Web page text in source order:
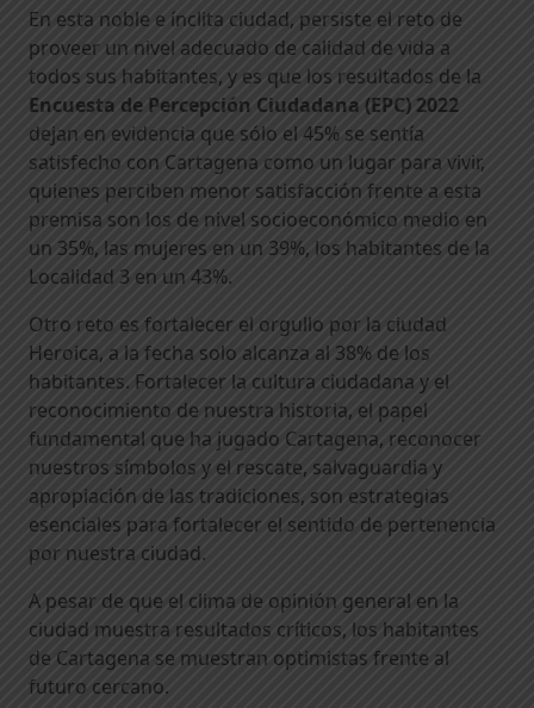
En esta noble e ínclita ciudad, persiste el reto de
proveer un nivel adecuado de calidad de vida a
todos sus habitantes, y es que los resultados de la
Encuesta de Percepción Ciudadana (EPC) 2022
dejan en evidencia que sólo el 45% se sentía
satisfecho con Cartagena como un lugar para vivir,
quienes perciben menor satisfacción frente a esta
premisa son los de nivel socioeconómico medio en
un 35%, las mujeres en un 39%, los habitantes de la
Localidad 3 en un 43%.
Otro reto es fortalecer el orgullo por la ciudad
Heroica, a la fecha solo alcanza al 38% de los
habitantes. Fortalecer la cultura ciudadana y el
reconocimiento de nuestra historia, el papel
fundamental que ha jugado Cartagena, reconocer
nuestros símbolos y el rescate, salvaguardia y
apropiación de las tradiciones, son estrategias
esenciales para fortalecer el sentido de pertenencia
por nuestra ciudad.
A pesar de que el clima de opinión general en la
ciudad muestra resultados críticos, los habitantes
de Cartagena se muestran optimistas frente al
futuro cercano.